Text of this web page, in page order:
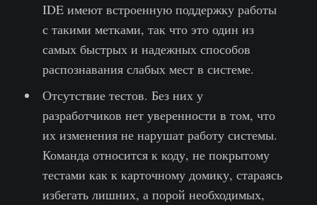
IDE имеют встроенную поддержку работы
с такими метками, так что это один из
самых быстрых и надежных способов
распознавания слабых мест в системе.
Отсутствие тестов. Без них у
разработчиков нет уверенности в том, что
их изменения не нарушат работу системы.
Команда относится к коду, не покрытому
тестами как к карточному домику, стараясь
избегать лишних, а порой необходимых,